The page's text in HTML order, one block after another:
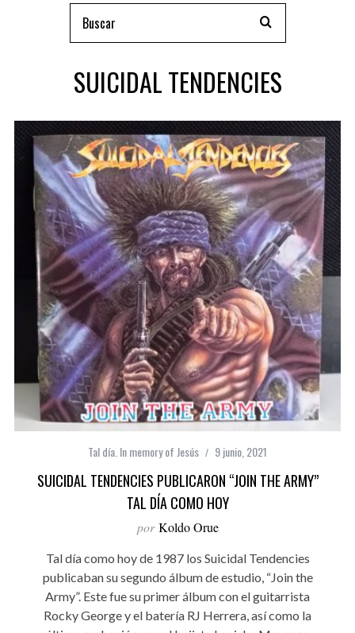
SUICIDAL TENDENCIES
Tal día. In memory of Jesús 9 junio, 2021
SUICIDAL TENDENCIES PUBLICARON “JOIN THE ARMY”
TAL DÍA COMO HOY
por Koldo Orue
Tal día como hoy de 1987 los Suicidal Tendencies
publicaban su segundo álbum de estudio, “Join the
Army”. Este fue su primer álbum con el guitarrista
Rocky George y el batería RJ Herrera, así como la